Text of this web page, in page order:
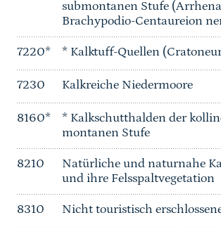
submontanen Stufe
Brachypodio-Centaureion
7220* * Kalktuff-Quellen
7230 Kalkreiche Niedermoore
8160*
* Kalkschutthalden der
montanen Stufe
8210
Natürliche und naturnahe
und ihre Felsspaltvegetation
8310 Nicht touristisch